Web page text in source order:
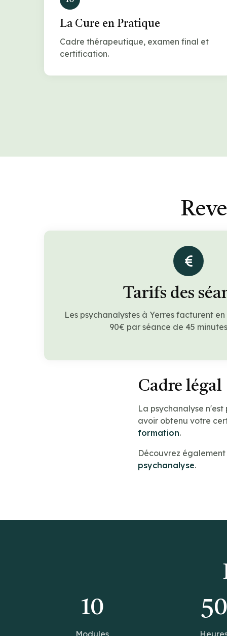
La Cure en Pratique
Cadre thérapeutique, examen final et
certification.
Tarifs des
Les psychanalystes à Yerres facturent
90€ par séance de 45
Cadre légal
La psychanalyse
avoir obtenu votre
formation.
Découvrez
psychanalyse.
10 50